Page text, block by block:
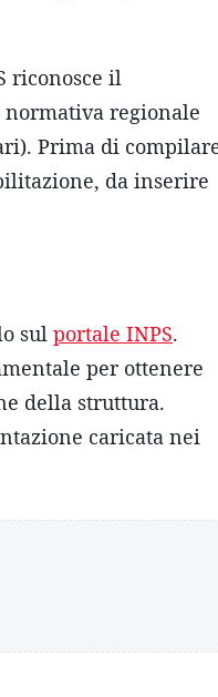
riconosce il
normativa regionale
Prima di
da inserire
sul portale INPS.
per ottenere
della struttura.
caricata nei